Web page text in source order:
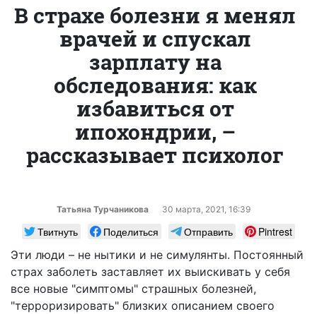
В страхе болезни я менял
врачей и спускал
зарплату на
обследования: как
избавиться от
ипохондрии, –
рассказывает психолог
Татьяна Турчаникова 30 марта, 2021, 16:39
Твитнуть Поделиться Отправить
Pintrest
Эти люди – не нытики и не симулянты. Постоянный
страх заболеть заставляет их выискивать у себя
все новые "симптомы" страшных болезней,
"терроризировать" близких описанием своего